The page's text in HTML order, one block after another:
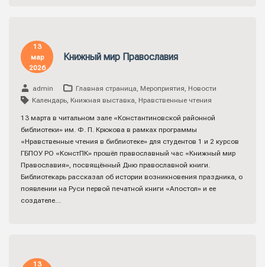
13
мар
2026
Книжный мир Православия
admin Главная страница, Мероприятия, Новости
Календарь, Книжная выставка, Нравственные чтения
13 марта в читальном зале «Константиновской районной
библиотеки» им. Ф. П. Крюкова в рамках программы
«Нравственные чтения в библиотеке» для студентов 1 и 2 курсов
ГБПОУ РО «КонстПК» прошёл православный час «Книжный мир
Православия», посвящённый Дню православной книги.
Библиотекарь рассказал об истории возникновения праздника, о
появлении на Руси первой печатной книги «Апостол» и ее
создателе…
13